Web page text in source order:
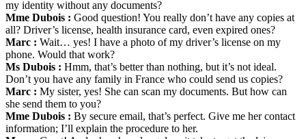
my identity without any documents?
Mme Dubois : Good question! You really don’t have any copies at
all? Driver’s license, health insurance card, even expired ones?
Marc : Wait… yes! I have a photo of my driver’s license on my
phone. Would that work?
Ms Dubois : Hmm, that’s better than nothing, but it’s not ideal.
Don’t you have any family in France who could send us copies?
Marc : My sister, yes! She can scan my documents. But how can
she send them to you?
Mme Dubois : By secure email, that’s perfect. Give me her contact
information; I’ll explain the procedure to her.